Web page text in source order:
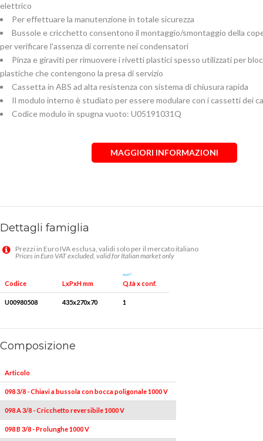
elettrico
Per effettuare la manutenzione in totale sicurezza
Bussole e cricchetto consentono il montaggio/smontaggio della
per verificare l'assenza di corrente nei condensatori
Pinza e giraviti per rimuovere i rivetti plastici spesso utilizzati per
plastiche che contengono la presa di servizio
Cassetta in ABS ad alta resistenza con sistema di chiusura rapida
Il modulo interno è studiato per essere modulare con i cassetti dei
Codice modulo in spugna vuoto: U05191031Q
MAGGIORI INFORMAZIONI
Dettagli famiglia
Prezzi in Euro IVA esclusa, validi solo per il mercato italiano
Prices in Euro VAT excluded, valid for Italian market only
Codice LxPxH mm Q.tà x conf.
U00980508 435x270x70 1
Composizione
Articolo
098 3/8 - Chiavi a bussola con bocca poligonale 1000 V
098 A 3/8 - Cricchetto reversibile 1000 V
098 B 3/8 - Prolunghe 1000 V